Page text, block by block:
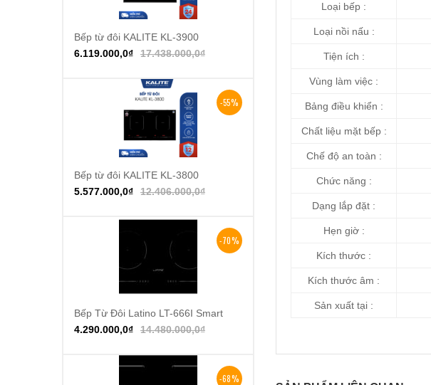
Loại bếp :
Loại nồi nấu :
Tiện ích :
Vùng làm việc :
Bảng điều khiển :
Chất liệu mặt bếp :
Chế độ an toàn :
Chức năng :
Dạng lắp đặt :
Hẹn giờ :
Kích thước :
Kích thước âm :
Sản xuất tại :
Thêm vào giỏ hàng
Bếp từ đôi KALITE KL-3900
17.438.000,0₫
6.119.000,0₫
-55%
Thêm vào giỏ hàng
Bếp từ đôi KALITE KL-3800
12.406.000,0₫
5.577.000,0₫
-70%
Thêm vào giỏ hàng
Bếp Từ Đôi Latino LT-666I Smart
14.480.000,0₫
4.290.000,0₫
-68%